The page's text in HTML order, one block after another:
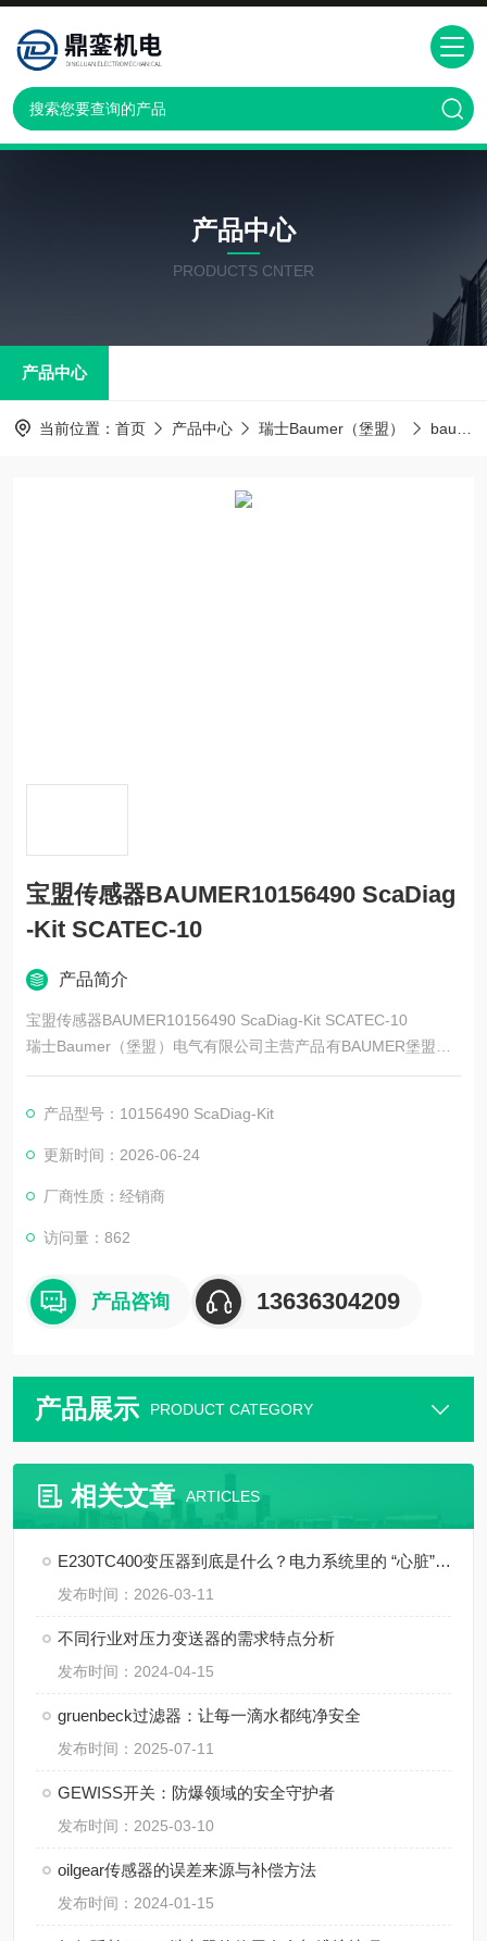
产品中心
PRODUCTS CNTER
产品中心
当前位置： 首页 产品中心 瑞士Baumer（堡盟） baumer传感器
宝盟传感器BAUMER10156490 ScaDiag
-Kit SCATEC-10
产品简介
宝盟传感器BAUMER10156490 ScaDiag-Kit SCATEC-10
瑞士Baumer（堡盟）电气有限公司主营产品有BAUMER堡盟、B
AUMER编码器、BAUMER传感器、BAUMER控制器、BAUMER
ER光电开关、BAUMER限位开关、BAUMER放大器、BAUMER
变送器、BAUMER安全栅等。
产品型号：10156490 ScaDiag-Kit
更新时间：2026-06-24
厂商性质：经销商
访问量：862
产品咨询 13636304209
产品展示 PRODUCT CATEGORY
相关文章 ARTICLES
E230TC400变压器到底是什么？电力系统里的 “心脏” 角色
发布时间：2026-03-11
不同行业对压力变送器的需求特点分析
发布时间：2024-04-15
gruenbeck过滤器：让每一滴水都纯净安全
发布时间：2025-07-11
GEWISS开关：防爆领域的安全守护者
发布时间：2025-03-10
oilgear传感器的误差来源与补偿方法
发布时间：2024-01-15